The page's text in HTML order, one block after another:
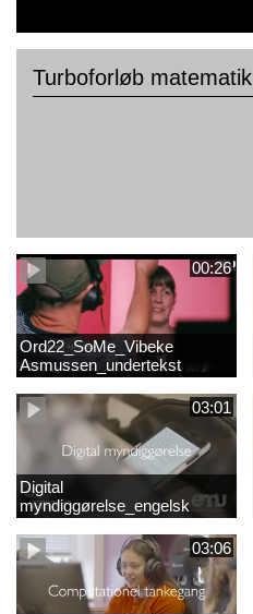
Turboforløb matematik
00:26
Ord22_SoMe_Vibeke
Asmussen_undertekst
03:01
Digital
myndiggørelse_engelsk
03:06